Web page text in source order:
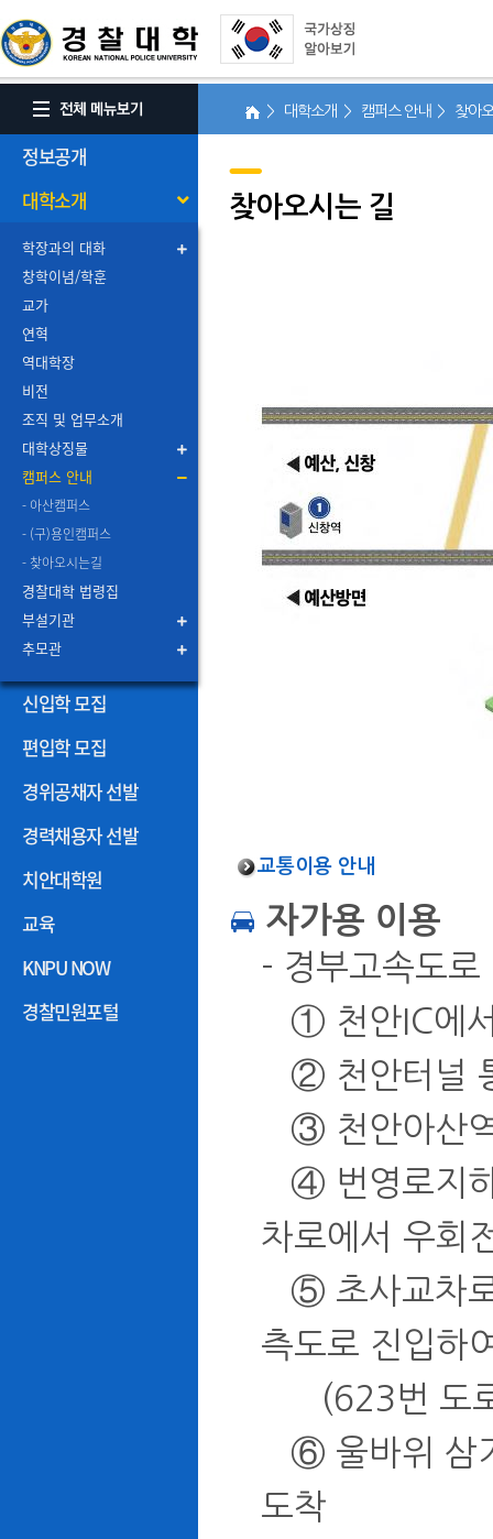
정보공개
대학소개
학장과의 대화
창학이념/학훈
교가
연혁
역대학장
비전
조직 및 업무소개
대학상징물
캠퍼스 안내
- 아산캠퍼스
- (구)용인캠퍼스
- 찾아오시는길
경찰대학 법령집
부설기관
추모관
신입학 모집
편입학 모집
경위공채자 선발
경력채용자 선발
치안대학원
교육
KNPU NOW
경찰민원포털
> 대학소개 > 캠퍼스 안내 > 찾아
찾아오시는 길
교통이용 안내
자가용 이용
- 경부고속도로
① 천안IC에서
② 천안터널
③ 천안아산역
④ 번영로지하
차로에서 우회
⑤ 초사교차로
측도로 진입하
(623번 도
⑥ 울바위 삼
도착